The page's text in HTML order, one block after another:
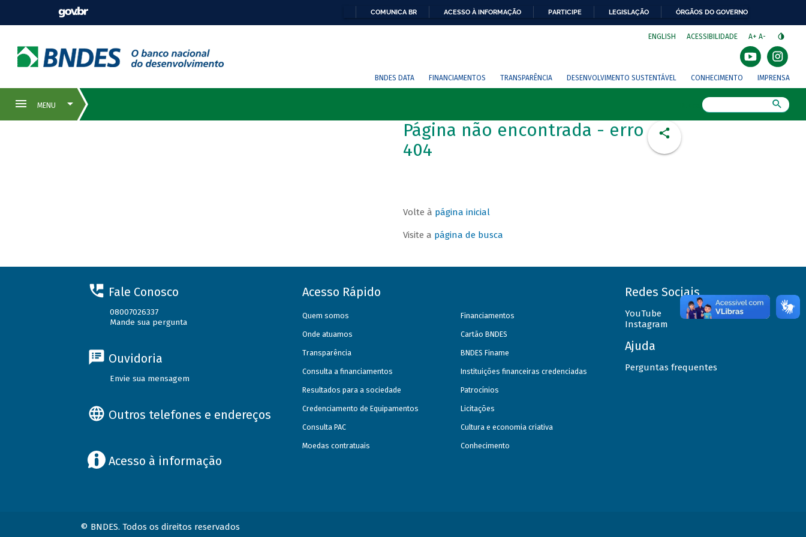
COMUNICA BR ACESSO À INFORMAÇÃO PARTICIPE LEGISLAÇÃO ÓRGÃOS DO GOVERNO
ENGLISH ACESSIBILIDADE A+ A-
BNDES DATA FINANCIAMENTOS TRANSPARÊNCIA DESENVOLVIMENTO SUSTENTÁVEL CONHECIMENTO IMPRENSA
Página não encontrada - erro
404
Volte à página inicial
Visite a página de busca
Fale Conosco
08007026337
Mande sua pergunta
Ouvidoria
Envie sua mensagem
Outros telefones e endereços
Acesso à informação
Acesso Rápido
Quem somos
Onde atuamos
Transparência
Consulta a financiamentos
Resultados para a sociedade
Credenciamento de Equipamentos
Consulta PAC
Moedas contratuais
Financiamentos
Cartão BNDES
BNDES Finame
Instituições financeiras credenciadas
Patrocínios
Licitações
Cultura e economia criativa
Conhecimento
Redes Sociais
YouTube
Instagram
Ajuda
Perguntas frequentes
© BNDES. Todos os direitos reservados